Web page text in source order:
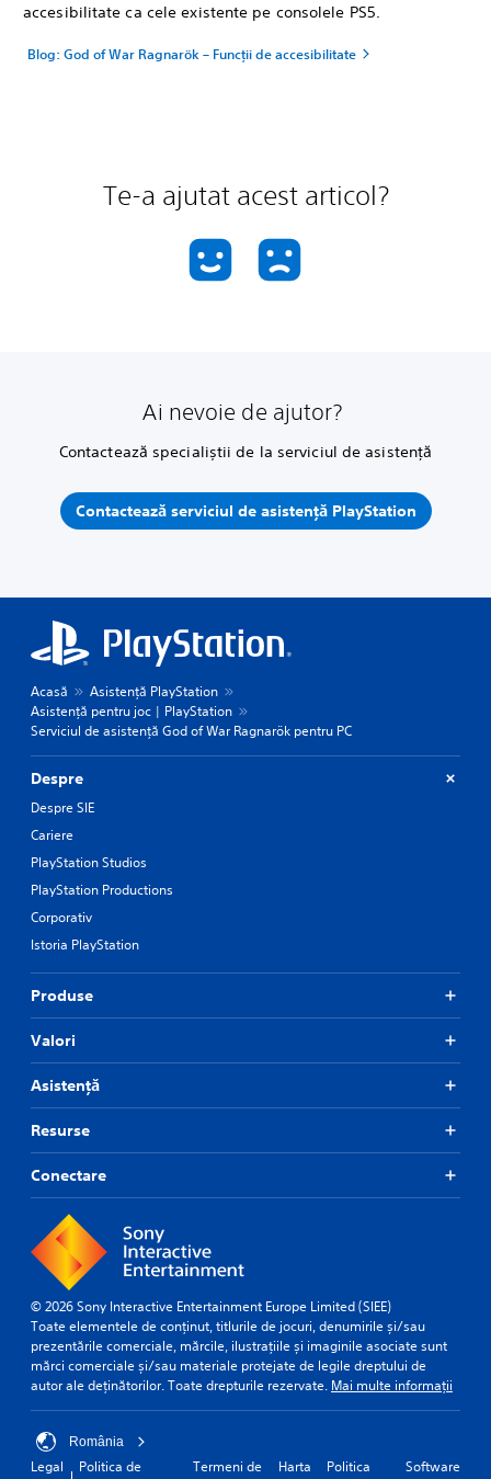
accesibilitate ca cele existente pe consolele PS5.
Blog: God of War Ragnarök – Funcții de accesibilitate
Te-a ajutat acest articol?
Ai nevoie de ajutor?
Contactează specialiștii de la serviciul de asistență
Contactează serviciul de asistență PlayStation
Acasă
Asistență PlayStation
Asistență pentru joc | PlayStation
Serviciul de asistență God of War Ragnarök pentru PC
Despre
Despre SIE
Cariere
PlayStation Studios
PlayStation Productions
Corporativ
Istoria PlayStation
Produse
Valori
Asistență
Resurse
Conectare
© 2026 Sony Interactive Entertainment Europe Limited (SIEE)
Toate elementele de conținut, titlurile de jocuri, denumirile și/sau
prezentările comerciale, mărcile, ilustrațiile și imaginile asociate sunt
mărci comerciale și/sau materiale protejate de legile dreptului de
autor ale deținătorilor. Toate drepturile rezervate. Mai multe informații
România
Legal
Politica de
Termeni de
Harta
Politica
Software